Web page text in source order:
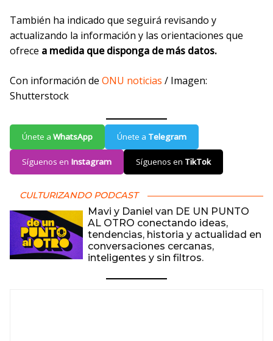
También ha indicado que seguirá revisando y
actualizando la información y las orientaciones que
ofrece a medida que disponga de más datos.
Con información de ONU noticias / Imagen:
Shutterstock
Únete a WhatsApp Únete a Telegram
Síguenos en Instagram Síguenos en TikTok
CULTURIZANDO PODCAST
Mavi y Daniel van DE UN PUNTO
AL OTRO conectando ideas,
tendencias, historia y actualidad en
conversaciones cercanas,
inteligentes y sin filtros.